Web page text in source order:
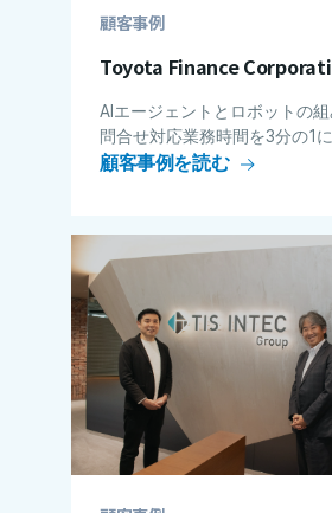
顧客事例
Toyota Finance
AIエージェントとロボットの組
問合せ対応業務時間を3分の1に
顧客事例を読む